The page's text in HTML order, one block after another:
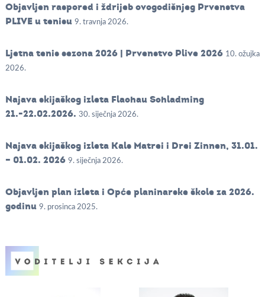
Objavljen raspored i ždrijeb ovogodišnjeg Prvenstva
PLIVE u tenisu 9. travnja 2026.
Ljetna tenis sezona 2026 | Prvenstvo Plive 2026 10. ožujka
2026.
Najava skijaškog izleta Flachau Schladming
21.-22.02.2026. 30. siječnja 2026.
Najava skijaškog izleta Kals Matrei i Drei Zinnen, 31.01.
– 01.02. 2026 9. siječnja 2026.
Objavljen plan izleta i Opće planinarske škole za 2026.
godinu 9. prosinca 2025.